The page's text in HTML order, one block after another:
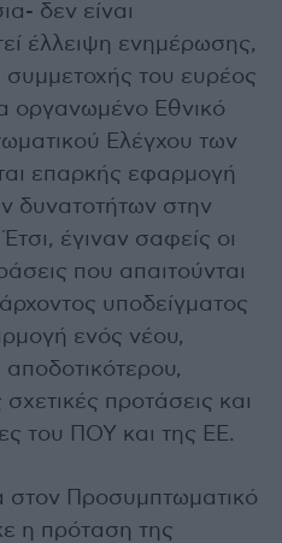
δεν είναι
έλλειψη ενημέρωσης,
συμμετοχής του ευρέος
οργανωμένο Εθνικό
Ελέγχου των
επαρκής εφαρμογή
δυνατοτήτων στην
έγιναν σαφείς οι
που απαιτούνται
υποδείγματος
ενός νέου,
αποδοτικότερου,
προτάσεις και
του ΠΟΥ και της ΕΕ.
στον Προσυμπτωματικό
η πρόταση της